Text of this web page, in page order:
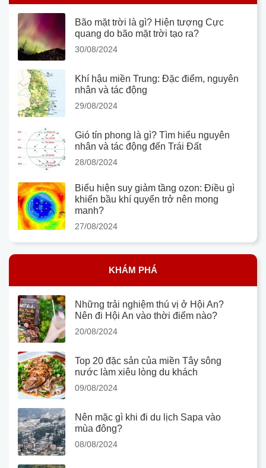
Bão mặt trời là gì? Hiện tượng Cực
quang do bão mặt trời tạo ra?
30/08/2024
Khí hậu miền Trung: Đặc điểm, nguyên
nhân và tác động
29/08/2024
Gió tín phong là gì? Tìm hiểu nguyên
nhân và tác động đến Trái Đất
28/08/2024
Biểu hiện suy giảm tầng ozon: Điều gì
khiến bầu khí quyển trở nên mong
manh?
27/08/2024
KHÁM PHÁ
Những trải nghiệm thú vị ở Hội An?
Nên đi Hội An vào thời điểm nào?
20/08/2024
Top 20 đặc sản của miền Tây sông
nước làm xiêu lòng du khách
09/08/2024
Nên mặc gì khi đi du lịch Sapa vào
mùa đông?
08/08/2024